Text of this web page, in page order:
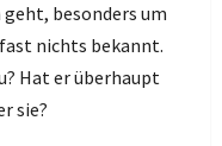
besonders um
nichts bekannt.
Hat er überhaupt
sie?